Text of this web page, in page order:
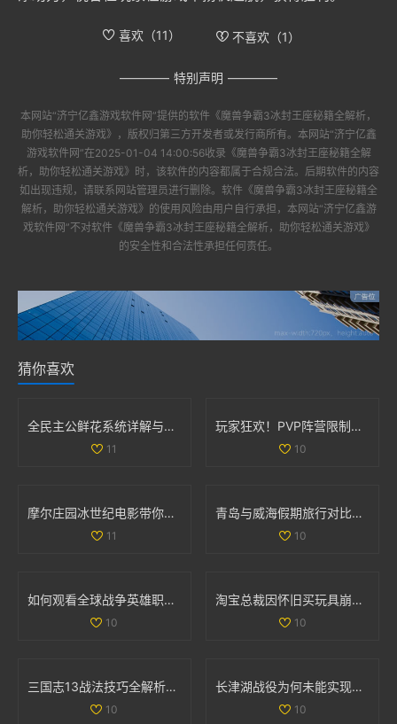
喜欢（11） 不喜欢（1）
特别声明
本网站“济宁亿鑫游戏软件网”提供的软件 《魔兽争霸3冰封王座秘籍全解析，
助你轻松通关游戏》 ，版权归第三方开发者或发行商所有。本网站“济宁亿鑫
游戏软件网”在2025-01-04 14:00:56收录 《魔兽争霸3冰封王座秘籍全解
析，助你轻松通关游戏》 时，该软件的内容都属于合规合法。后期软件的内容
如出现违规，请联系网站管理员进行删除。软件 《魔兽争霸3冰封王座秘籍全
解析，助你轻松通关游戏》 的使用风险由用户自行承担，本网站“济宁亿鑫游
戏软件网”不对软件《魔兽争霸3冰封王座秘籍全解析，助你轻松通关游戏》
的安全性和合法性承担任何责任。
猜你喜欢
全民主公鲜花系统详解与玩法技巧大盘点
11
玩家狂欢！PVP阵营限制解除，部落与联盟可组队战斗
10
摩尔庄园冰世纪电影带你领略全新奇幻冒险旅程
11
青岛与威海假期旅行对比全解析，哪个更值得去探索
10
如何观看全球战争英雄职业赛事的最新信息与平台推荐
10
淘宝总裁因怀旧买玩具崩溃哭泣引发热议
10
三国志13战法技巧全解析：全面掌握战法使用策略与方法
10
长津湖战役为何未能实现全歼敌军的深度解析
10